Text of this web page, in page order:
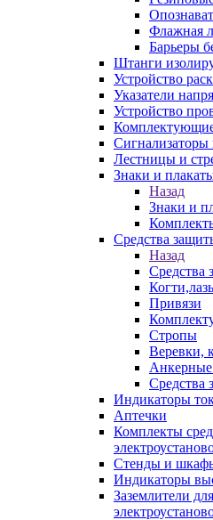
Флажная
Барьеры
Штанги
Устройство
Указатели
Устройство
Сигнализаторы
Лестницы и
Знаки и
Назад
Знаки и
Средства
Назад
Средства
Привязи
Стропы
Веревки,
Средства
Индикаторы
Аптечки
Комплекты
Стенды и
Индикаторы
Заземлители